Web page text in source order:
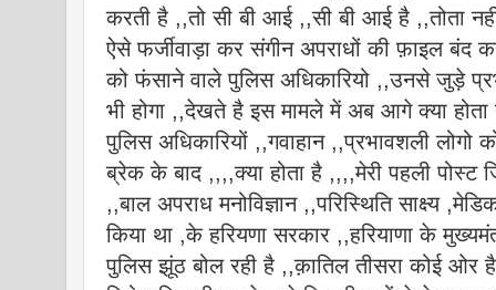
करती है ,,तो सी बी आई ,,सी बी आई है ,,तोता
ऐसे फर्जीवाड़ा कर संगीन अपराधों की फ़ाइल बंद
को फंसाने वाले पुलिस अधिकारियो ,,उनसे जुड़े
भी होगा ,,देखते है इस मामले में अब आगे क्या
पुलिस अधिकारियों ,,गवाहान ,,प्रभावशली
ब्रेक के बाद ,,,,क्या होता है ,,,,मेरी पहली पोस्ट
,,बाल अपराध मनोविज्ञान ,,परिस्थिति साक्ष्य
किया था ,के हरियणा सरकार ,,हरियाणा के
पुलिस झूंठ बोल रही है ,,क़ातिल तीसरा कोई